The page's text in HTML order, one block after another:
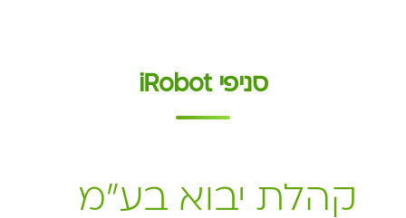
סניפי iRobot
קהלת יבוא בע״מ